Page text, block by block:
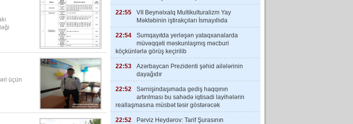
üçün
22:55
VII Beynəlxalq Multikulturalizm Yay
Məktəbinin iştirakçıları İsmayıllıda
22:54
Sumqayıtda yerləşən yataqxanalarda
müvəqqəti məskunlaşmış məcburi
köçkünlərlə görüş keçirilib
22:53
Azərbaycan Prezidenti şəhid ailələrinin
dayağıdır
22:52
Sərnişindaşımada gediş haqqının
artırılması bu sahədə iqtisadi layihələrin
reallaşmasına müsbət təsir göstərəcək
22:52
Pərviz Heydərov: Tarif Şurasının